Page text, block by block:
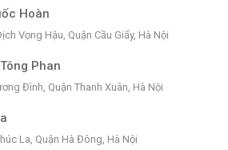
Hoàn
Vọng Hậu, Quận Cầu Giấy, Hà Nội
Phan
Đình, Quận Thanh Xuân, Hà Nội
La, Quận Hà Đông, Hà Nội